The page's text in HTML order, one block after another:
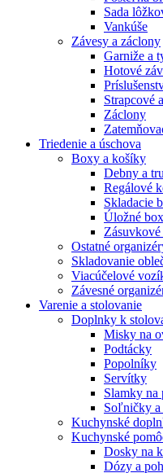
Sada
Vankúše
Závesy a záclony
Garniže a
Hotové
Strapcové
Záclony
Triedenie a úschova
Boxy a košíky
Debny a
Regálové
Skladacie
Úložné
Ostatné
Skladovanie
Viacúčelové
Závesné
Varenie a stolovanie
Doplnky k
Misky na
Podtácky
Popolníky
Servítky
Slamky na
Soľničky
Kuchynské
Kuchynské
Dosky na
Dózy a